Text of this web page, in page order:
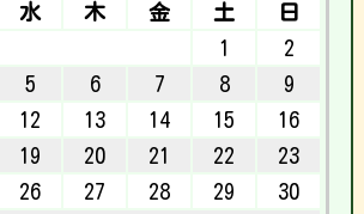
水 木 金 土
日
1
2
5 6 7 8
9
12 13 14 15
16
19 20 21 22
23
26 27 28 29
30